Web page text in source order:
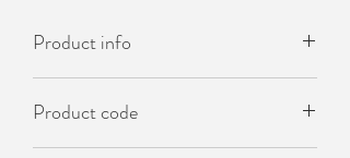
Product info
- 橡筋鬆緊腰圍
Product code